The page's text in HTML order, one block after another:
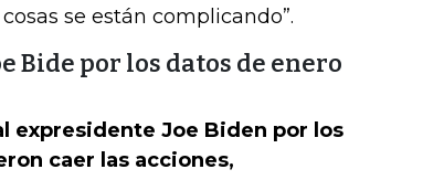
se están complicando”.
Bide por los datos de enero
expresidente Joe Biden por los
caer las acciones,